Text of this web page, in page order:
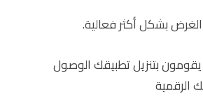
بشكل أكثر فعالية.
بتنزيل تطبيقك الوصول
الرقمية